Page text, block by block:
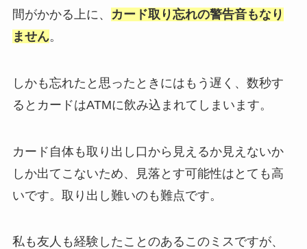
間がかかる上に、
カード取り忘れの警告音もなり
ません。
しかも忘れたと思ったときにはもう遅く、数秒す
るとカードはATMに飲み込まれてしまいます。
カード自体も取り出し口から見えるか見えないか
しか出てこないため、見落とす可能性はとても高
いです。取り出し難いのも難点です。
私も友人も経験したことのあるこのミスですが、